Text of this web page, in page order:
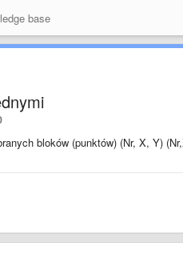
base
bloków (punktów) (Nr, X, Y)